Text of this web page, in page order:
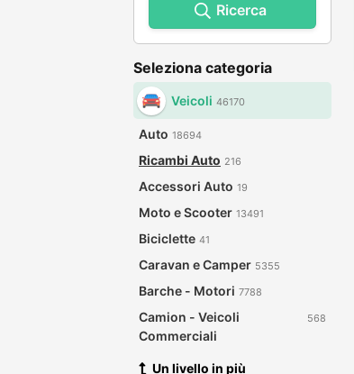
Ricerca
Seleziona categoria
Veicoli 46170
Auto 18694
Ricambi Auto 216
Accessori Auto 19
Moto e Scooter 13491
Biciclette 41
Caravan e Camper 5355
Barche - Motori 7788
Camion - Veicoli
Commerciali
568
Un livello in più